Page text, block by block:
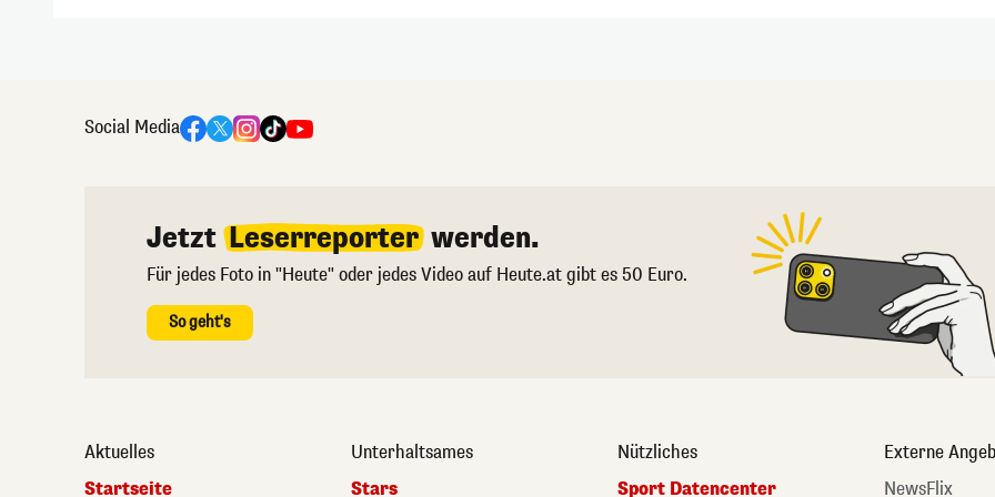
Social Media
Jetzt Leserreporter werden.
Für jedes Foto in "Heute" oder jedes Video auf Heute.at gibt es 50 Euro.
So geht's
Aktuelles
Startseite
Unterhaltsames
Stars
Nützliches
Sport Datencenter
Externe
NewsFlix